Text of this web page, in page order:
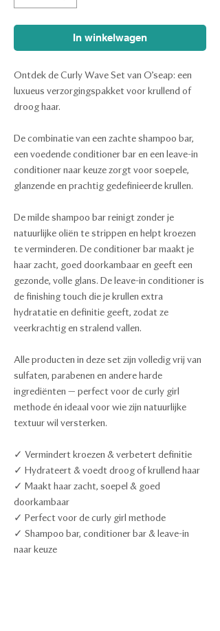
In winkelwagen
Ontdek de Curly Wave Set van O’seap: een
luxueus verzorgingspakket voor krullend of
droog haar.
De combinatie van een zachte shampoo bar,
een voedende conditioner bar en een leave-in
conditioner naar keuze zorgt voor soepele,
glanzende en prachtig gedefinieerde krullen.
De milde shampoo bar reinigt zonder je
natuurlijke oliën te strippen en helpt kroezen
te verminderen. De conditioner bar maakt je
haar zacht, goed doorkambaar en geeft een
gezonde, volle glans. De leave-in conditioner is
de finishing touch die je krullen extra
hydratatie en definitie geeft, zodat ze
veerkrachtig en stralend vallen.
Alle producten in deze set zijn volledig vrij van
sulfaten, parabenen en andere harde
ingrediënten — perfect voor de curly girl
methode én ideaal voor wie zijn natuurlijke
textuur wil versterken.
✓ Vermindert kroezen & verbetert definitie
✓ Hydrateert & voedt droog of krullend haar
✓ Maakt haar zacht, soepel & goed
doorkambaar
✓ Perfect voor de curly girl methode
✓ Shampoo bar, conditioner bar & leave-in
naar keuze